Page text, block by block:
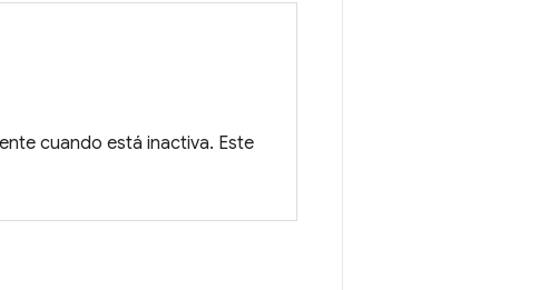
cuando está inactiva. Este